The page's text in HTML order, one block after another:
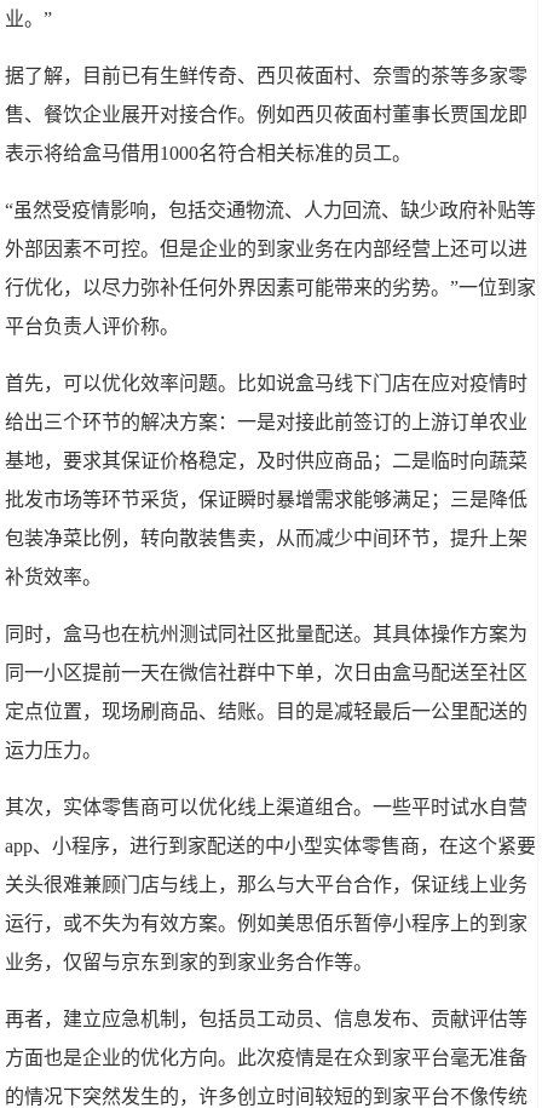
业。”
据了解，目前已有生鲜传奇、西贝莜面村、奈雪的茶等多家零
售、餐饮企业展开对接合作。例如西贝莜面村董事长贾国龙即
表示将给盒马借用1000名符合相关标准的员工。
“虽然受疫情影响，包括交通物流、人力回流、缺少政府补贴等
外部因素不可控。但是企业的到家业务在内部经营上还可以进
行优化，以尽力弥补任何外界因素可能带来的劣势。”一位到家
平台负责人评价称。
首先，可以优化效率问题。比如说盒马线下门店在应对疫情时
给出三个环节的解决方案：一是对接此前签订的上游订单农业
基地，要求其保证价格稳定，及时供应商品；二是临时向蔬菜
批发市场等环节采货，保证瞬时暴增需求能够满足；三是降低
包装净菜比例，转向散装售卖，从而减少中间环节，提升上架
补货效率。
同时，盒马也在杭州测试同社区批量配送。其具体操作方案为
同一小区提前一天在微信社群中下单，次日由盒马配送至社区
定点位置，现场刷商品、结账。目的是减轻最后一公里配送的
运力压力。
其次，实体零售商可以优化线上渠道组合。一些平时试水自营
app、小程序，进行到家配送的中小型实体零售商，在这个紧要
关头很难兼顾门店与线上，那么与大平台合作，保证线上业务
运行，或不失为有效方案。例如美思佰乐暂停小程序上的到家
业务，仅留与京东到家的到家业务合作等。
再者，建立应急机制，包括员工动员、信息发布、贡献评估等
方面也是企业的优化方向。此次疫情是在众到家平台毫无准备
的情况下突然发生的，许多创立时间较短的到家平台不像传统